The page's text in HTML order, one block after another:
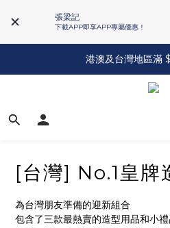
張梁記
下載APP即享APP專屬優惠！
港澳及台灣地區滿
[台灣] No.1皇牌
為台灣朋友準備的迎新組合
包含了三款最熱賣的造型用品和小